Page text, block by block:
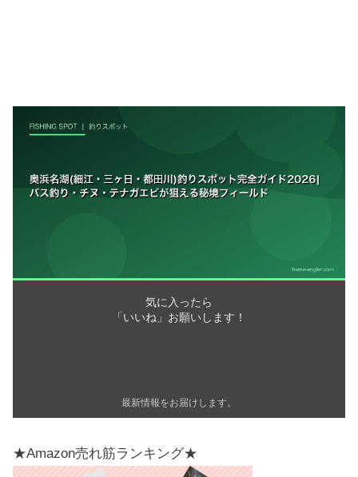
気に入ったら
「いいね」お願いします！
最新情報をお届けします。
★Amazon売れ筋ランキング★